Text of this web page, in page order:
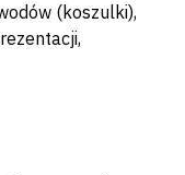
(koszulki),